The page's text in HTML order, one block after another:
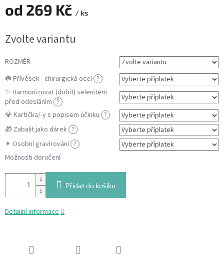
od 269 Kč / ks
cena:
Zvolte variantu
ROZMĚR
☘️ Přívěsek - chirurgická ocel ?
✨ Harmonizovat (dobít) selenitem
před odesláním ?
💎 Kartička/-y s popisem účinku ?
🎁 Zabalit jako dárek ?
✴ Osobní gravírování ?
Možnosti doručení
Přidat do košíku
Detailní informace